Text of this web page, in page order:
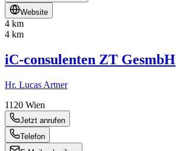
Website
4 km
4 km
iC-consulenten ZT GesmbH
Hr. Lucas Artner
1120 Wien
Jetzt anrufen
Telefon